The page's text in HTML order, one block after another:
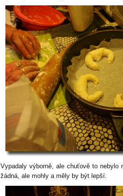
Vypadaly výborně, ale chuťově to
žádná, ale mohly a měly by být lepší.